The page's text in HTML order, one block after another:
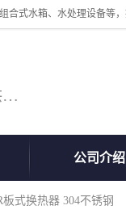
主营产品：换热器 板式换热器 换热机组 供水设备 水处理设备
公司介绍
式换热器 304不锈钢